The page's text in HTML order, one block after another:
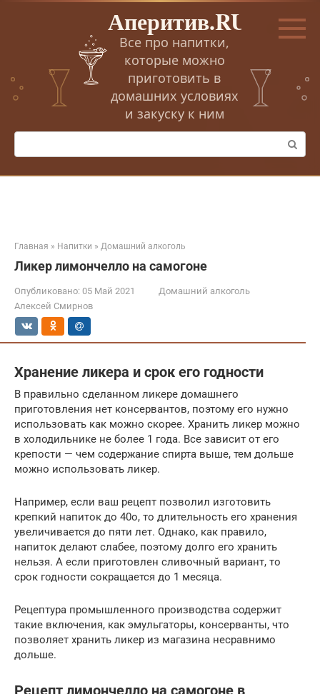
Перейти
Аперитив.RU
Все про напитки,
которые можно
приготовить в
домашних условиях
и закуску к ним
Поиск:
Главная » Напитки » Домашний алкоголь
Ликер лимончелло на самогоне
Опубликовано: 05 Май 2021
Домашний алкоголь
Алексей Смирнов
Хранение ликера и срок его годности
В правильно сделанном ликере домашнего
приготовления нет консервантов, поэтому его нужно
использовать как можно скорее. Хранить ликер можно
в холодильнике не более 1 года. Все зависит от его
крепости — чем содержание спирта выше, тем дольше
можно использовать ликер.
Например, если ваш рецепт позволил изготовить
крепкий напиток до 40o, то длительность его хранения
увеличивается до пяти лет. Однако, как правило,
напиток делают слабее, поэтому долго его хранить
нельзя. А если приготовлен сливочный вариант, то
срок годности сокращается до 1 месяца.
Рецептура промышленного производства содержит
такие включения, как эмульгаторы, консерванты, что
позволяет хранить ликер из магазина несравнимо
дольше.